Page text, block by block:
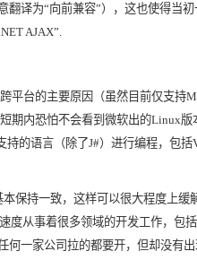
翻译为“向前兼容”），这也使得当
AJAX”.
平台的主要原因（虽然目前仅支持
期内恐怕不会看到微软出的Linux版
持的语言（除了J#）进行编程，包括
保持一致，这样可以很大程度上缓
度从事着很多领域的开发工作，包括
何一家公司拉的都要开，但却没有